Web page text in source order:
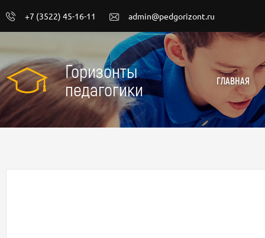
+7 (3522) 45-16-11 admin@pedgorizont.ru
Горизонты
педагогики
ГЛАВНАЯ